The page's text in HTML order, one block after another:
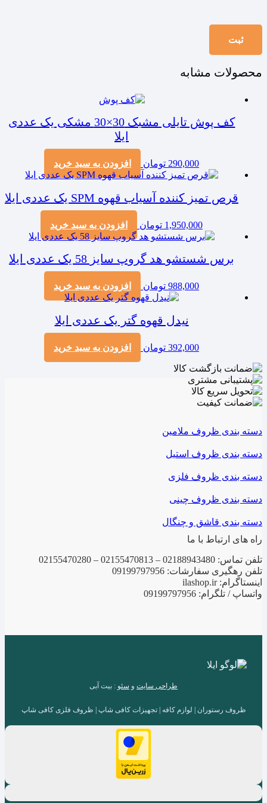
محصولات مشابه
کف پوش تایلی مشبک 30×30 مشکی یک عددی
ایلا
290,000 تومان افزودن به سبد خرید
قرص تمیز کننده آسیاب قهوه SPM یک عددی ایلا
1,950,000 تومان افزودن به سبد خرید
برس شستشو هد گروپ سایز 58 یک عددی ایلا
988,000 تومان افزودن به سبد خرید
نیدل قهوه گتر یک عددی ایلا
392,000 تومان افزودن به سبد خرید
دسته بندی ظروف ملامین
دسته بندی ظروف استیل
دسته بندی ظروف فلزی
دسته بندی ظروف چینی
دسته بندی قاشق و چنگال
راه های ارتباط با ما
تلفن تماس: 02188943480 – 02155470813 – 02155470280
تلفن رهگیری سفارشات: 09199797956
اینستاگرام: ilashop.ir
واتساپ / تلگرام: 09199797956
طراحی سایت و سئو : بیت آبی
ظروف رستوران | لوازم کافه | تجهیزات کافی شاپ | ظروف فلزی کافی شاپ